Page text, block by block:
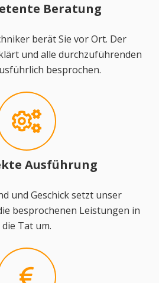
Beratung
berät Sie vor Ort. Der
und alle durchzuführenden
besprochen.
Ausführung
und Geschick setzt unser
besprochenen Leistungen in
die Tat um.